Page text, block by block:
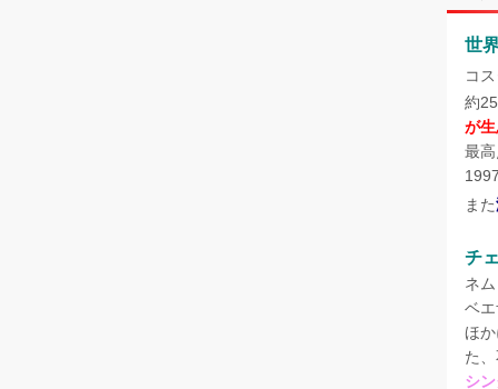
世
コ
約
が
最
また
チ
ネ
ベ
ほ
た
シ